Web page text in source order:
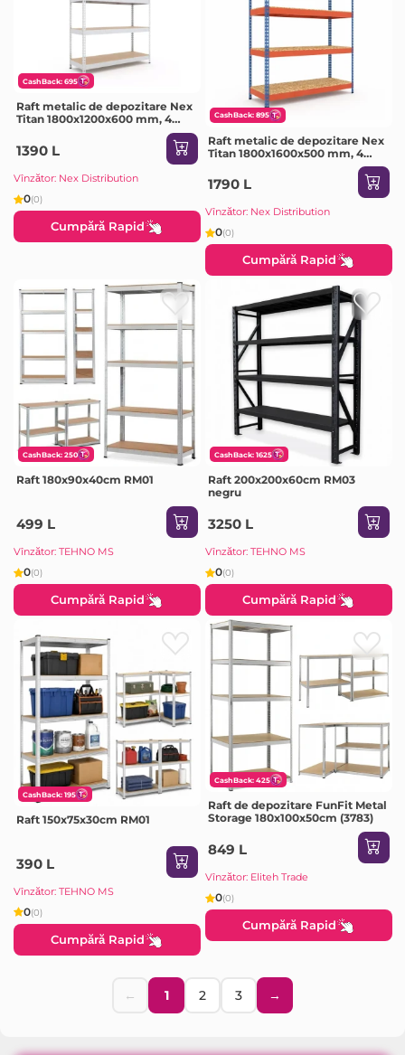
CashBack: 695
Raft metalic de depozitare Nex
Titan 1800x1200x600 mm, 4
1390 L
Vînzător: Nex Distribution
0(0)
Cumpără Rapid
CashBack: 895
Raft metalic de depozitare Nex
Titan 1800x1600x500 mm, 4
1790 L
Vînzător: Nex Distribution
0(0)
Cumpără Rapid
CashBack: 250
Raft 180x90x40cm RM01
499 L
Vînzător: TEHNO MS
0(0)
Cumpără Rapid
CashBack: 1625
Raft 200x200x60cm RM03
negru
3250 L
Vînzător: TEHNO MS
0(0)
Cumpără Rapid
CashBack: 195
Raft 150x75x30cm RM01
390 L
Vînzător: TEHNO MS
0(0)
Cumpără Rapid
CashBack: 425
Raft de depozitare FunFit Metal
Storage 180x100x50cm (3783)
849 L
Vînzător: Eliteh Trade
0(0)
Cumpără Rapid
← 1 2 3 →